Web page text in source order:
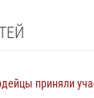
приняли